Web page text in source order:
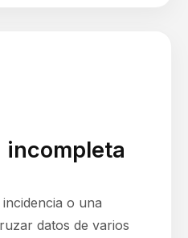
incompleta
o una
datos de varios